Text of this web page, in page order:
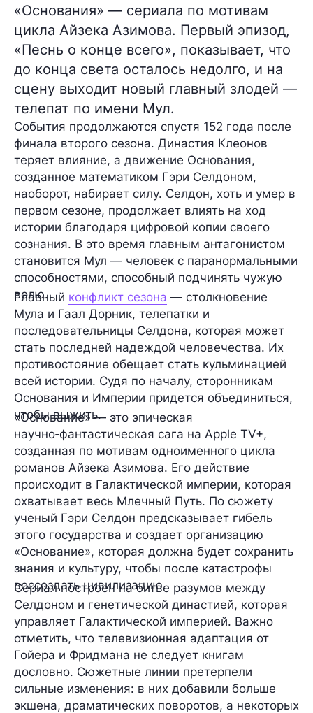
«Основания» — сериала по мотивам
цикла Айзека Азимова. Первый эпизод,
«Песнь о конце всего», показывает, что
до конца света осталось недолго, и на
сцену выходит новый главный злодей —
телепат по имени Мул.
События продолжаются спустя 152 года после
финала второго сезона. Династия Клеонов
теряет влияние, а движение Основания,
созданное математиком Гэри Селдоном,
наоборот, набирает силу. Селдон, хоть и умер в
первом сезоне, продолжает влиять на ход
истории благодаря цифровой копии своего
сознания. В это время главным антагонистом
становится Мул — человек с паранормальными
способностями, способный подчинять чужую
волю.
Главный конфликт сезона — столкновение
Мула и Гаал Дорник, телепатки и
последовательницы Селдона, которая может
стать последней надеждой человечества. Их
противостояние обещает стать кульминацией
всей истории. Судя по началу, сторонникам
Основания и Империи придется объединиться,
чтобы выжить.
«Основание» — это эпическая
научно‑фантастическая сага на Apple TV+,
созданная по мотивам одноименного цикла
романов Айзека Азимова. Его действие
происходит в Галактической империи, которая
охватывает весь Млечный Путь. По сюжету
ученый Гэри Селдон предсказывает гибель
этого государства и создает организацию
«Основание», которая должна будет сохранить
знания и культуру, чтобы после катастрофы
воссоздать цивилизацию.
Сериал построен на битве разумов между
Селдоном и генетической династией, которая
управляет Галактической империей. Важно
отметить, что телевизионная адаптация от
Гойера и Фридмана не следует книгам
дословно. Сюжетные линии претерпели
сильные изменения: в них добавили больше
экшена, драматических поворотов, а некоторых